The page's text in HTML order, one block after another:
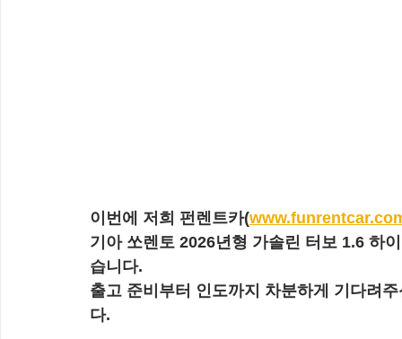
이번에 저희 펀렌트카(
기아 쏘렌토 2026년형 가솔린 터보 1.6 하
습니다.
출고 준비부터 인도까지 차분하게 기다려
다.